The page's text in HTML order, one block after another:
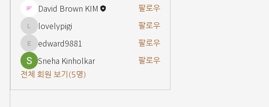
David Brown KIM 팔로우
lovelypigi
lovelypigi 팔로우
edward9881
edward9881 팔로우
Sneha Kinholkar
팔로우
전체 회원 보기(5명)